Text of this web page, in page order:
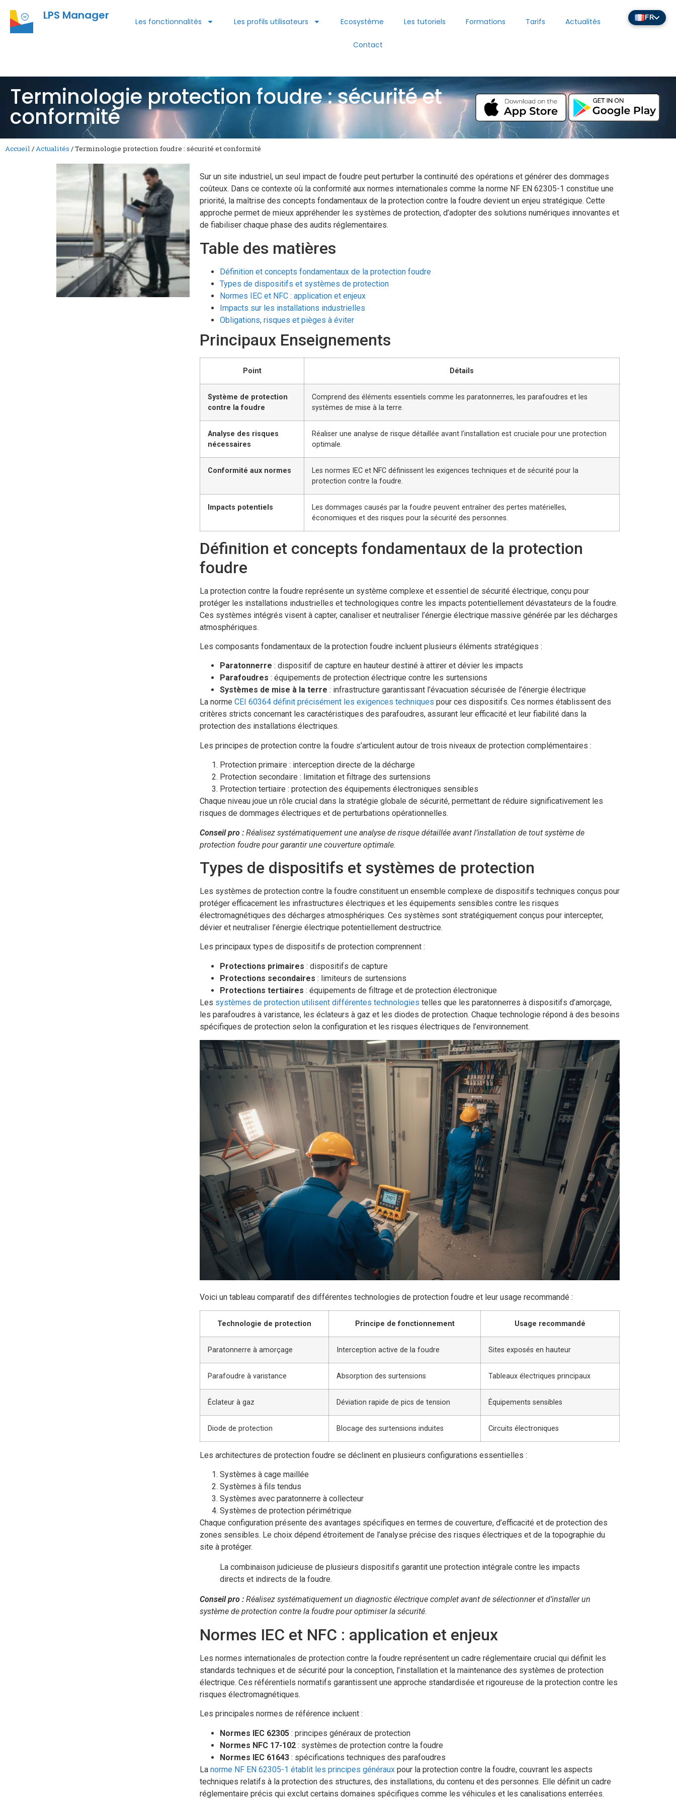
LPS Manager Les fonctionnalités Les profils utilisateurs Ecosystème Les tutoriels Formations Tarifs Actualités
Contact
Terminologie protection foudre : sécurité et
conformité
Accueil/Actualités /Terminologie protection foudre : sécurité et conformité
Sur un site industriel, un seul impact de foudre peut perturber la continuité des opérations et générer des dommages
coûteux. Dans ce contexte où la conformité aux normes internationales comme la norme NF EN 62305-1 constitue une
priorité, la maîtrise des concepts fondamentaux de la protection contre la foudre devient un enjeu stratégique. Cette
approche permet de mieux appréhender les systèmes de protection, d’adopter des solutions numériques innovantes et
de fiabiliser chaque phase des audits réglementaires.
Table des matières
Définition et concepts fondamentaux de la protection foudre
Types de dispositifs et systèmes de protection
Normes IEC et NFC : application et enjeux
Impacts sur les installations industrielles
Obligations, risques et pièges à éviter
Principaux Enseignements
Point Détails
Système de protection
contre la foudre
Comprend des éléments essentiels comme les paratonnerres, les parafoudres et les
systèmes de mise à la terre.
Analyse des risques
nécessaires
Réaliser une analyse de risque détaillée avant l’installation est cruciale pour une protection
optimale.
Conformité aux normes
Les normes IEC et NFC définissent les exigences techniques et de sécurité pour la
protection contre la foudre.
Impacts potentiels
Les dommages causés par la foudre peuvent entraîner des pertes matérielles,
économiques et des risques pour la sécurité des personnes.
Définition et concepts fondamentaux de la protection
foudre
La protection contre la foudre représente un système complexe et essentiel de sécurité électrique, conçu pour
protéger les installations industrielles et technologiques contre les impacts potentiellement dévastateurs de la foudre.
Ces systèmes intégrés visent à capter, canaliser et neutraliser l’énergie électrique massive générée par les décharges
atmosphériques.
Les composants fondamentaux de la protection foudre incluent plusieurs éléments stratégiques :
Paratonnerre : dispositif de capture en hauteur destiné à attirer et dévier les impacts
Parafoudres : équipements de protection électrique contre les surtensions
Systèmes de mise à la terre : infrastructure garantissant l’évacuation sécurisée de l’énergie électrique
La norme CEI 60364 définit précisément les exigences techniques pour ces dispositifs. Ces normes établissent des
critères stricts concernant les caractéristiques des parafoudres, assurant leur efficacité et leur fiabilité dans la
protection des installations électriques.
Les principes de protection contre la foudre s’articulent autour de trois niveaux de protection complémentaires :
Protection primaire : interception directe de la décharge
Protection secondaire : limitation et filtrage des surtensions
Protection tertiaire : protection des équipements électroniques sensibles
Chaque niveau joue un rôle crucial dans la stratégie globale de sécurité, permettant de réduire significativement les
risques de dommages électriques et de perturbations opérationnelles.
Conseil pro : Réalisez systématiquement une analyse de risque détaillée avant l’installation de tout système de
protection foudre pour garantir une couverture optimale.
Types de dispositifs et systèmes de protection
Les systèmes de protection contre la foudre constituent un ensemble complexe de dispositifs techniques conçus pour
protéger efficacement les infrastructures électriques et les équipements sensibles contre les risques
électromagnétiques des décharges atmosphériques. Ces systèmes sont stratégiquement conçus pour intercepter,
dévier et neutraliser l’énergie électrique potentiellement destructrice.
Les principaux types de dispositifs de protection comprennent :
Protections primaires : dispositifs de capture
Protections secondaires : limiteurs de surtensions
Protections tertiaires : équipements de filtrage et de protection électronique
Les systèmes de protection utilisent différentes technologies telles que les paratonnerres à dispositifs d’amorçage,
les parafoudres à varistance, les éclateurs à gaz et les diodes de protection. Chaque technologie répond à des besoins
spécifiques de protection selon la configuration et les risques électriques de l’environnement.
Voici un tableau comparatif des différentes technologies de protection foudre et leur usage recommandé :
Technologie de protection Principe de fonctionnement Usage recommandé
Paratonnerre à amorçage Interception active de la foudre Sites exposés en hauteur
Parafoudre à varistance Absorption des surtensions Tableaux électriques principaux
Éclateur à gaz Déviation rapide de pics de tension Équipements sensibles
Diode de protection Blocage des surtensions induites Circuits électroniques
Les architectures de protection foudre se déclinent en plusieurs configurations essentielles :
Systèmes à cage maillée
Systèmes à fils tendus
Systèmes avec paratonnerre à collecteur
Systèmes de protection périmétrique
Chaque configuration présente des avantages spécifiques en termes de couverture, d’efficacité et de protection des
zones sensibles. Le choix dépend étroitement de l’analyse précise des risques électriques et de la topographie du
site à protéger.
La combinaison judicieuse de plusieurs dispositifs garantit une protection intégrale contre les impacts
directs et indirects de la foudre.
Conseil pro : Réalisez systématiquement un diagnostic électrique complet avant de sélectionner et d’installer un
système de protection contre la foudre pour optimiser la sécurité.
Normes IEC et NFC : application et enjeux
Les normes internationales de protection contre la foudre représentent un cadre réglementaire crucial qui définit les
standards techniques et de sécurité pour la conception, l’installation et la maintenance des systèmes de protection
électrique. Ces référentiels normatifs garantissent une approche standardisée et rigoureuse de la protection contre les
risques électromagnétiques.
Les principales normes de référence incluent :
Normes IEC 62305 : principes généraux de protection
Normes NFC 17-102 : systèmes de protection contre la foudre
Normes IEC 61643 : spécifications techniques des parafoudres
La norme NF EN 62305-1 établit les principes généraux pour la protection contre la foudre, couvrant les aspects
techniques relatifs à la protection des structures, des installations, du contenu et des personnes. Elle définit un cadre
réglementaire précis qui exclut certains domaines spécifiques comme les véhicules et les canalisations enterrées.
FR